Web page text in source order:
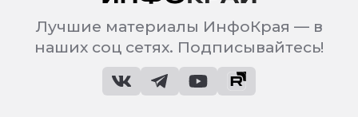
Лучшие материалы ИнфоКрая — в
наших соц сетях. Подписывайтесь!